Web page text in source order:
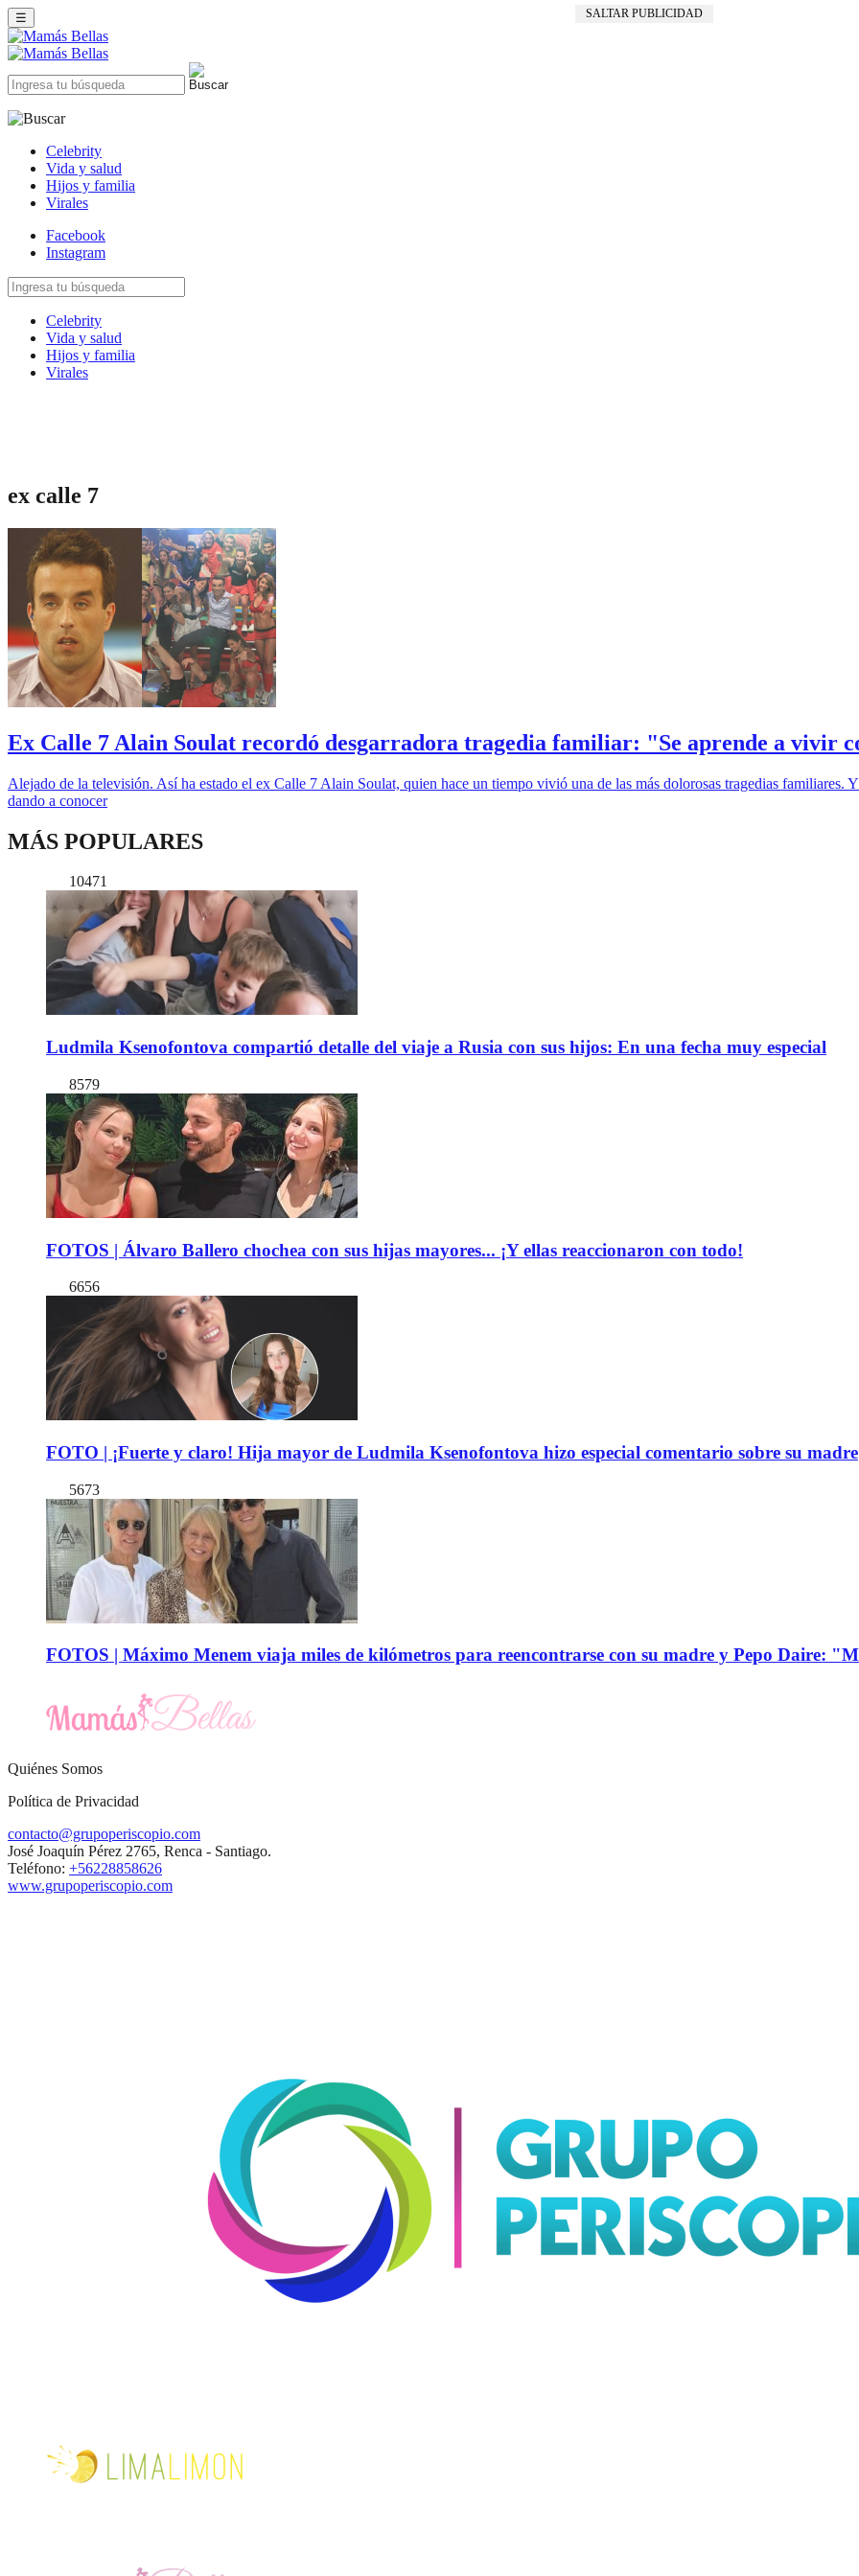
SALTAR PUBLICIDAD
☰
Celebrity
Vida y salud
Hijos y familia
Virales
Facebook
Instagram
Celebrity
Vida y salud
Hijos y familia
Virales
ex calle 7
Ex Calle 7 Alain Soulat recordó desgarradora tragedia familiar: "Se aprende a vivir
Alejado de la televisión. Así ha estado el ex Calle 7 Alain Soulat, quien hace un tiempo vivió una de las más dolorosas tragedias familiares.
dando a conocer
MÁS POPULARES
10471
Ludmila Ksenofontova compartió detalle del viaje a Rusia con sus hijos: En una fecha muy especial
8579
FOTOS | Álvaro Ballero chochea con sus hijas mayores... ¡Y ellas reaccionaron con todo!
6656
FOTO | ¡Fuerte y claro! Hija mayor de Ludmila Ksenofontova hizo especial comentario sobre su madre
5673
FOTOS | Máximo Menem viaja miles de kilómetros para reencontrarse con su madre y Pepo Daire:
Quiénes Somos
Política de Privacidad
contacto@grupoperiscopio.com
José Joaquín Pérez 2765, Renca - Santiago.
Teléfono: +56228858626
www.grupoperiscopio.com